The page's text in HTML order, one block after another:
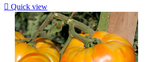
 Quick view